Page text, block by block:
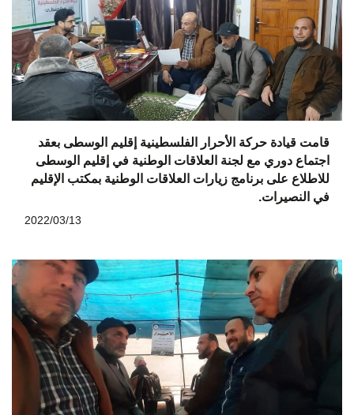
قامت قيادة حركة الأحرار الفلسطينية إقليم الوسطى بعقد
اجتماع دوري مع لجنة العلاقات الوطنية في إقليم الوسطى
للاطلاع على برنامج زيارات العلاقات الوطنية بمكتب الإقليم
في النصيرات.